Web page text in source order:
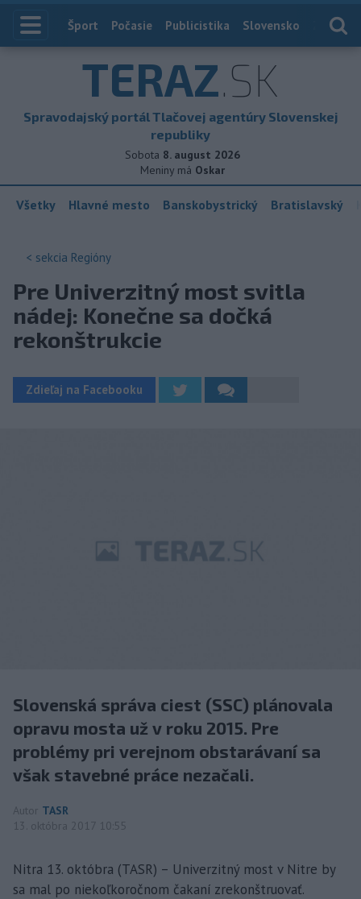
Index
Šport Počasie Publicistika Slovensko
TERAZ.SK
Spravodajský portál Tlačovej agentúry Slovenskej
republiky
Sobota 8. august 2026
Meniny má Oskar
Všetky Hlavné mesto Banskobystrický Bratislavský
< sekcia Regióny
Pre Univerzitný most svitla
nádej: Konečne sa dočká
rekonštrukcie
Zdieľaj na Facebooku
Slovenská správa ciest (SSC) plánovala
opravu mosta už v roku 2015. Pre
problémy pri verejnom obstarávaní sa
však stavebné práce nezačali.
Autor TASR
13. októbra 2017 10:55
Nitra 13. októbra (TASR) – Univerzitný most v Nitre by
sa mal po niekoľkoročnom čakaní zrekonštruovať.